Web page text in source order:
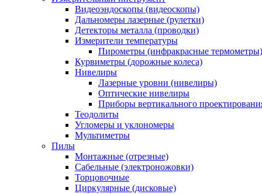
Видеоэндоскопы (видеоскопы)
Дальномеры лазерные (рулетки)
Детекторы металла (проводки)
Измерители температуры
Пирометры (инфракрасные термометры)
Курвиметры (дорожные колеса)
Нивелиры
Лазерные уровни (нивелиры)
Оптические нивелиры
Приборы вертикального
Теодолиты
Угломеры и уклономеры
Мультиметры
Пилы
Монтажные (отрезные)
Сабельные (электроножовки)
Торцовочные
Циркулярные (дисковые)